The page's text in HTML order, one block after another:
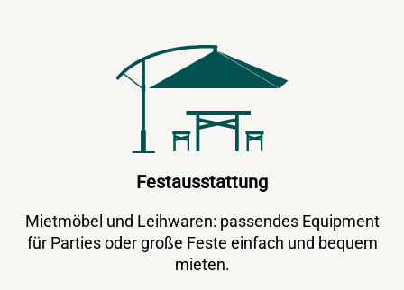
Festausstattung
Mietmöbel und Leihwaren: passendes Equipment
für Parties oder große Feste einfach und bequem
mieten.